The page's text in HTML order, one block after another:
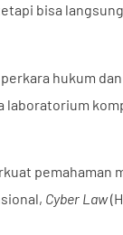
bisa
hukum
laboratorium
pemahaman
Cyber Law